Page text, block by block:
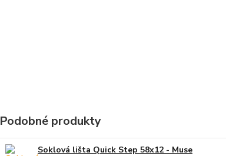
Podobné produkty
Soklová lišta Quick Step 58x12 - Muse